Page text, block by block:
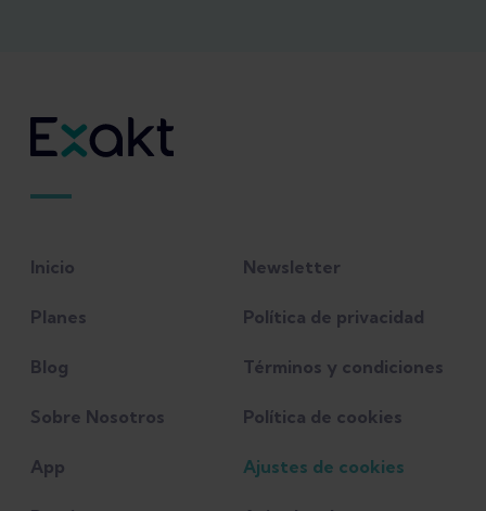
and joint surgery. British volume 70.4
effusion on quadriceps and soleus
motoneuron pool excitability.” Medicine
(2001): 123-126.
“Quadriceps inhibition induced by an
Inicio
Planes
Blog
Sobre Nosotros
App
Newsletter
Política de privacidad
Términos y condiciones
Política de cookies
Ajustes de cookies